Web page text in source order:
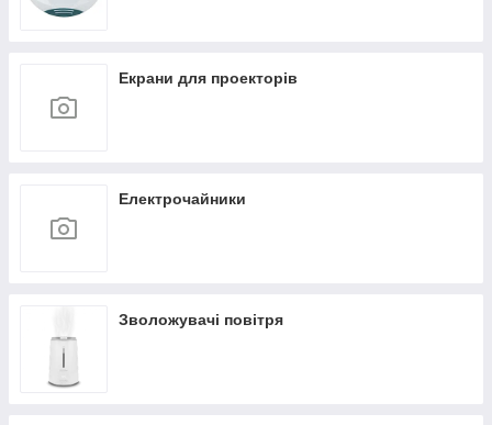
Екрани для проекторів
Електрочайники
Зволожувачі повітря